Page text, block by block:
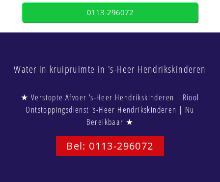
0113-296072
Water in kruipruimte in 's-Heer Hendrikskinderen
★ Verstopte Afvoer 's-Heer Hendrikskinderen | Riool
Ontstoppingsdienst 's-Heer Hendrikskinderen | Nu
Bereikbaar ★
Bel: 0113-296072